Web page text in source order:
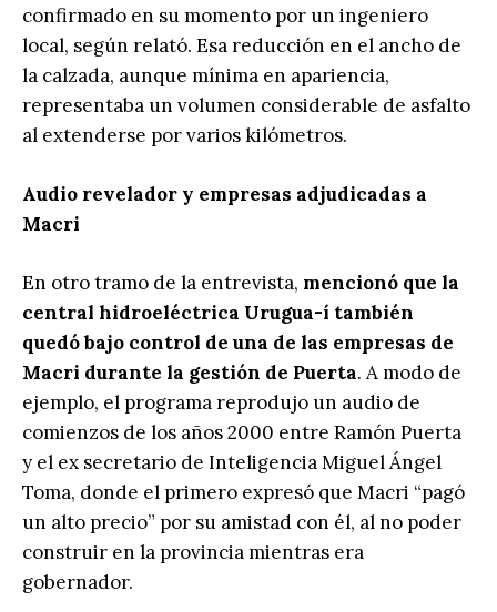
confirmado en su momento por un ingeniero
local, según relató. Esa reducción en el ancho de
la calzada, aunque mínima en apariencia,
representaba un volumen considerable de asfalto
al extenderse por varios kilómetros.
Audio revelador y empresas adjudicadas a
Macri
En otro tramo de la entrevista, mencionó que la
central hidroeléctrica Urugua-í también
quedó bajo control de una de las empresas de
Macri durante la gestión de Puerta. A modo de
ejemplo, el programa reprodujo un audio de
comienzos de los años 2000 entre Ramón Puerta
y el ex secretario de Inteligencia Miguel Ángel
Toma, donde el primero expresó que Macri “pagó
un alto precio” por su amistad con él, al no poder
construir en la provincia mientras era
gobernador.